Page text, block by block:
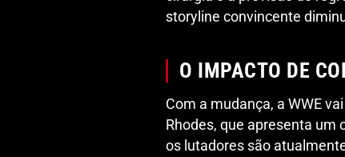
storyline convincente
O IMPACTO DE
Com a mudança, a WWE
Rhodes, que apresenta um
os lutadores são